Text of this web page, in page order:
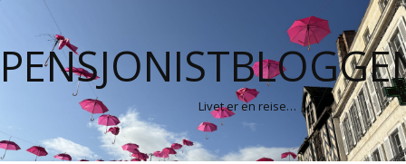
Livet er en reise…